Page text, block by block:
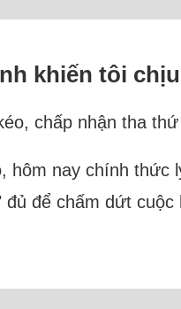
khiến tôi
chấp nhận tha
hôm nay chính
để chấm dứt